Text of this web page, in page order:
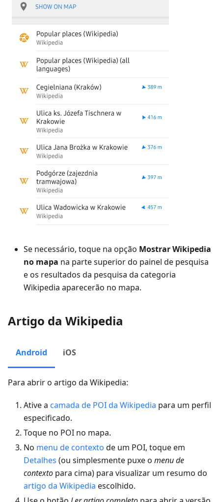
Se necessário, toque na opção Mostrar Wikipedia
no mapa na parte superior do painel de pesquisa
e os resultados da pesquisa da categoria
Wikipedia aparecerão no mapa.
Artigo da Wikipedia
Android iOS
Para abrir o artigo da Wikipedia:
Ative a camada de POI da Wikipedia para um perfil
especificado.
Toque no POI no mapa.
No menu de contexto de um POI, toque em
Detalhes (ou simplesmente puxe o menu de
contexto para cima) para visualizar um resumo do
artigo da Wikipedia escolhido.